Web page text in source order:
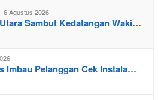
6 Agustus 2026
Sambut Kedatangan Waki…
Imbau Pelanggan Cek Instala…